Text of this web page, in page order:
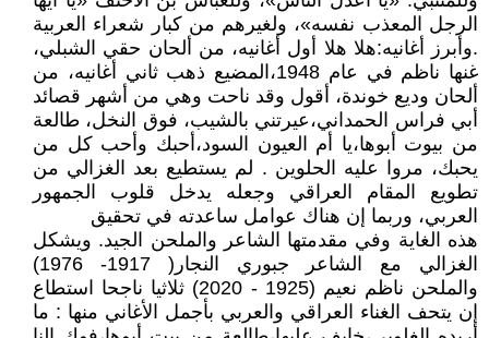
الرجل المعذب نفسه»، ولغيرهم من كبار شعراء العربية
.وأبرز أغانيه:هلا هلا أول أغانيه، من ألحان حقي الشبلي،
غنها ناظم في عام 1948،المضيع ذهب ثاني أغانيه، من
ألحان وديع خوندة، أقول وقد ناحت وهي من أشهر قصائد
أبي فراس الحمداني،عيرتني بالشيب، فوق النخل، طالعة
من بيوت أبوها،يا أم العيون السود،أحبك وأحب كل من
يحبك، مروا عليه الحلوين . لم يستطيع بعد الغزالي من
تطويع المقام العراقي وجعله يدخل قلوب الجمهور
العربي، وربما إن هناك عوامل ساعدته في تحقيق
هذه الغاية وفي مقدمتها الشاعر والملحن الجيد. ويشكل
الغزالي مع الشاعر جبوري النجار( 1917- 1976)
والملحن ناظم نعيم (1925 - 2020) ثلاثيا ناجحا استطاع
إن يتحف الغناء العراقي والعربي بأجمل الأغاني منها : ما